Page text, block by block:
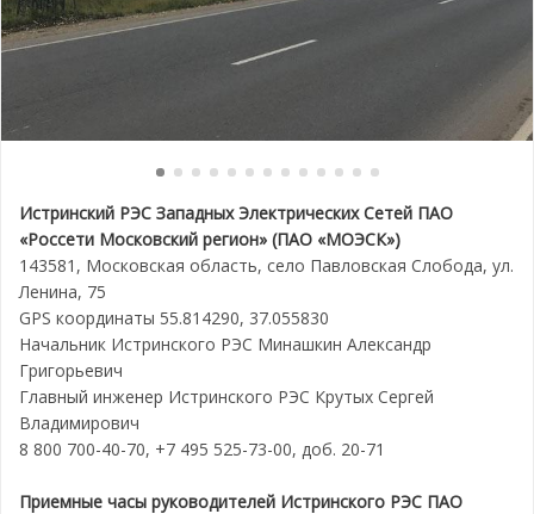
Истринский РЭС Западных Электрических Сетей ПАО
«Россети Московский регион» (ПАО «МОЭСК»)
143581, Московская область, село Павловская Слобода, ул.
Ленина, 75
GPS координаты 55.814290, 37.055830
Начальник Истринского РЭС Минашкин Александр
Григорьевич
Главный инженер Истринского РЭС Крутых Сергей
Владимирович
8 800 700-40-70, +7 495 525-73-00, доб. 20-71
Приемные часы руководителей Истринского РЭС ПАО